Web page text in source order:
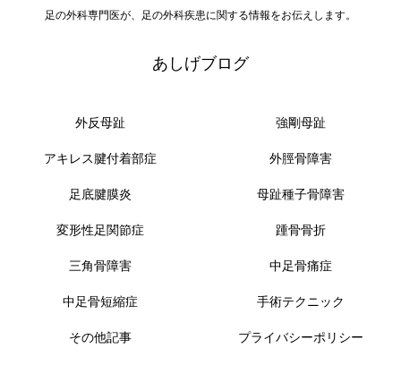
足の外科専門医が、足の外科疾患に関する情報をお伝えします。
あしげブログ
外反母趾 強剛母趾
アキレス腱付着部症 外脛骨障害
足底腱膜炎 母趾種子骨障害
変形性足関節症 踵骨骨折
三角骨障害 中足骨痛症
中足骨短縮症 手術テクニック
その他記事 プライバシーポリシー